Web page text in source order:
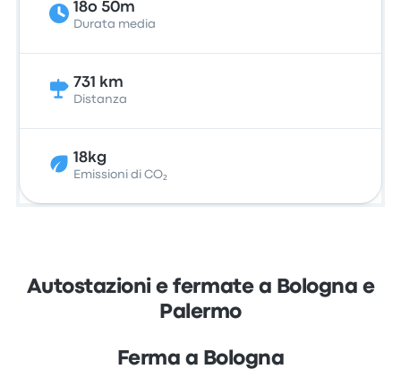
18o 50m
Durata media
731 km
Distanza
18kg
Emissioni di CO₂
Autostazioni e fermate a Bologna e
Palermo
Ferma a Bologna